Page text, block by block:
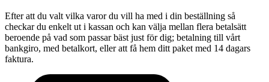
Efter att du valt vilka varor du vill ha med i din beställning så
checkar du enkelt ut i kassan och kan välja mellan flera betalsätt
beroende på vad som passar bäst just för dig; betalning till vårt
bankgiro, med betalkort, eller att få hem ditt paket med 14 dagars
faktura.